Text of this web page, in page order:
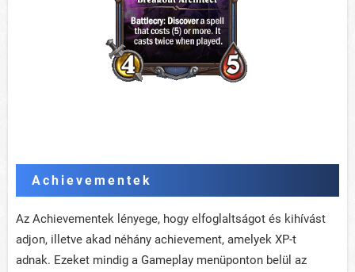
Achievementek
Az Achievementek lényege, hogy elfoglaltságot és kihívást
adjon, illetve akad néhány achievement, amelyek XP-t
adnak. Ezeket mindig a Gameplay menüponton belül az